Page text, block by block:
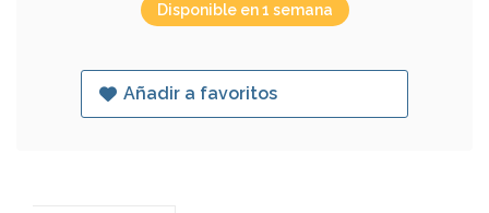
Disponible en 1 semana
Añadir a favoritos